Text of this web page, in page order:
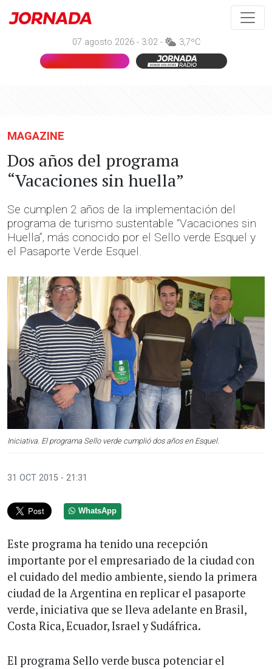
07 agosto 2026 - 3:02 - 3,7ºC
MAGAZINE
Dos años del programa
“Vacaciones sin huella”
Se cumplen 2 años de la implementación del
programa de turismo sustentable “Vacaciones sin
Huella”, más conocido por el Sello verde Esquel y
el Pasaporte Verde Esquel.
Iniciativa. El programa Sello verde cumplió dos años en Esquel.
31 OCT 2015 - 21:31
WhatsApp
Este programa ha tenido una recepción
importante por el empresariado de la ciudad con
el cuidado del medio ambiente, siendo la primera
ciudad de la Argentina en replicar el pasaporte
verde, iniciativa que se lleva adelante en Brasil,
Costa Rica, Ecuador, Israel y Sudáfrica.
El programa Sello verde busca potenciar el